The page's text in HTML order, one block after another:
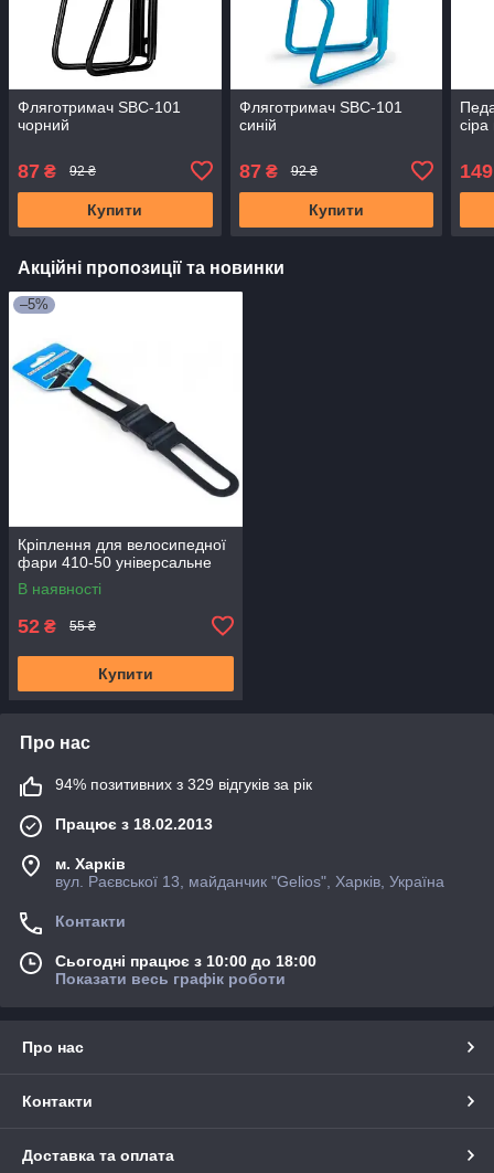
Фляготримач SBC-101
чорний
87 ₴ 92 ₴
Купити
Фляготримач SBC-101
синій
87₴ 92 ₴
Купити
149
Акційні пропозиції та новинки
–5%
Кріплення для велосипедної
фари 410-50 універсальне
В наявності
52 ₴ 55 ₴
Купити
Про нас
94% позитивних з 329 відгуків за рік
Працює з 18.02.2013
м. Харків
вул. Раєвської 13, майданчик "Gelios", Харків, Україна
Контакти
Сьогодні працює з 10:00 до 18:00
Показати весь графік роботи
Про нас
Контакти
Доставка та оплата